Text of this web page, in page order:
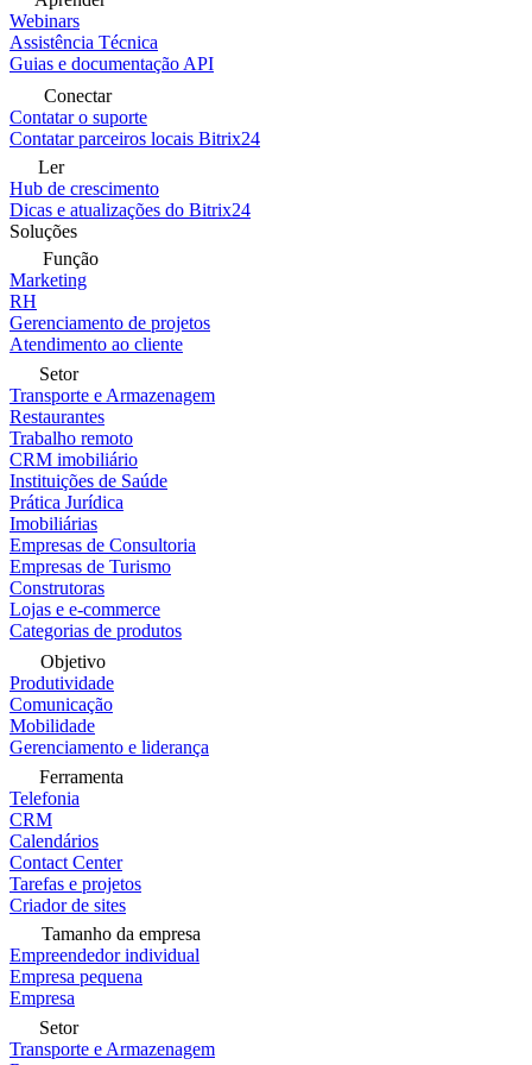
Webinars
Assistência Técnica
Guias e documentação API
Conectar
Contatar o suporte
Contatar parceiros locais Bitrix24
Ler
Hub de crescimento
Dicas e atualizações do Bitrix24
Soluções
Função
Marketing
RH
Gerenciamento de projetos
Atendimento ao cliente
Setor
Transporte e Armazenagem
Restaurantes
Trabalho remoto
CRM imobiliário
Instituições de Saúde
Prática Jurídica
Imobiliárias
Empresas de Consultoria
Empresas de Turismo
Construtoras
Lojas e e-commerce
Categorias de produtos
Objetivo
Produtividade
Comunicação
Mobilidade
Gerenciamento e liderança
Ferramenta
Telefonia
CRM
Calendários
Contact Center
Tarefas e projetos
Criador de sites
Tamanho da empresa
Empreendedor individual
Empresa pequena
Empresa
Setor
Transporte e Armazenagem